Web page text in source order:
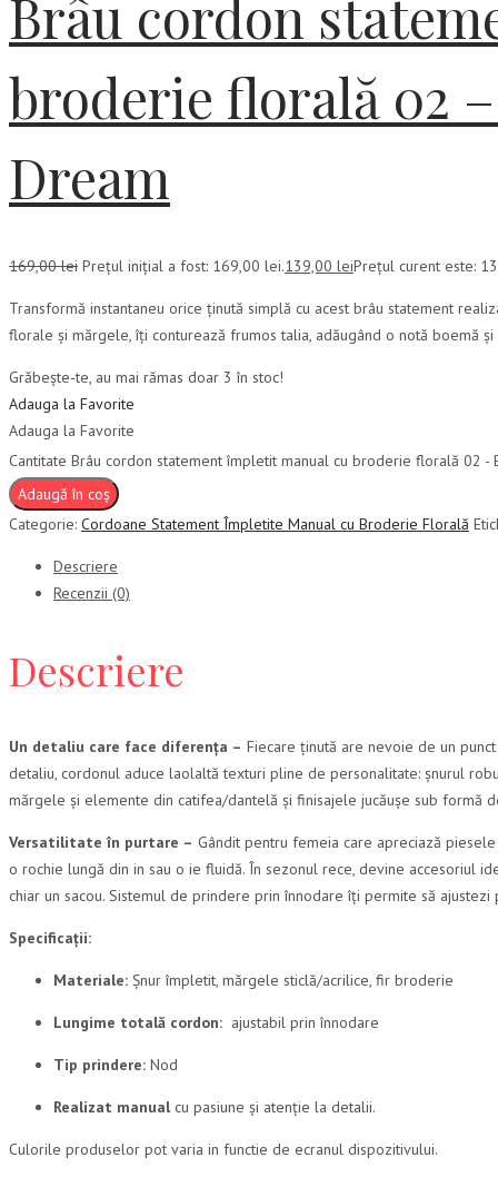
Brâu cordon
broderie florală 02
Dream
169,00lei Prețul inițial a fost: 169,00 lei.139,00 leiPrețul curent este:
Transformă instantaneu orice ținută simplă cu acest brâu statement
florale și mărgele, îți conturează frumos talia, adăugând o notă boemă
Grăbește-te, au mai rămas doar 3 în stoc!
Adauga la Favorite
Adauga la Favorite
Cantitate Brâu cordon statement împletit manual cu broderie florală 02 -
Adaugă în coș
Categorie: Cordoane Statement Împletite Manual cu Broderie Florală
Descriere
Recenzii (0)
Descriere
Un detaliu care face diferența – Fiecare ținută are nevoie de un
detaliu, cordonul aduce laolaltă texturi pline de personalitate: șnurul
mărgele și elemente din catifea/dantelă și finisajele jucăușe sub formă
Versatilitate în purtare – Gândit pentru femeia care apreciază
o rochie lungă din in sau o ie fluidă. În sezonul rece, devine accesoriul
chiar un sacou. Sistemul de prindere prin înnodare îți permite să
Specificații:
Materiale: Șnur împletit, mărgele sticlă/acrilice, fir broderie
Lungime totală cordon: ajustabil prin înnodare
Tip prindere: Nod
Realizat manualcu pasiune și atenție la detalii.
Culorile produselor pot varia in functie de ecranul dispozitivului.